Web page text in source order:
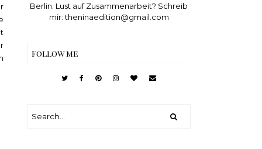
Berlin. Lust auf Zusammenarbeit? Schreib
mir: theninaedition@gmail.com
Follow me